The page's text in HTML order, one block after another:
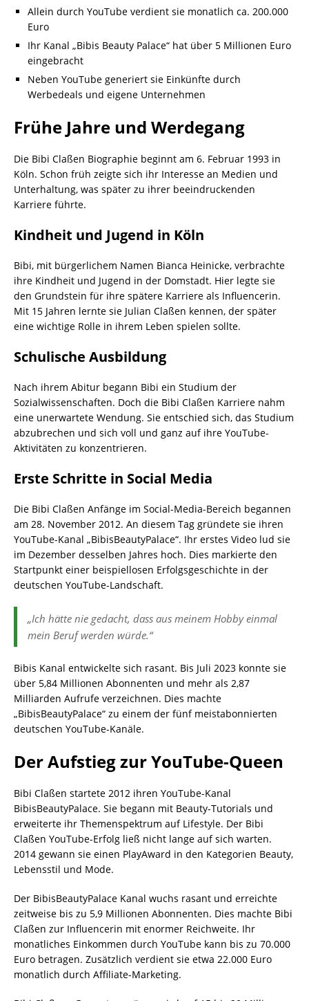
Allein durch YouTube verdient sie monatlich ca. 200.000
Euro
Ihr Kanal „Bibis Beauty Palace“ hat über 5 Millionen Euro
eingebracht
Neben YouTube generiert sie Einkünfte durch
Werbedeals und eigene Unternehmen
Frühe Jahre und Werdegang
Die Bibi Claßen Biographie beginnt am 6. Februar 1993 in
Köln. Schon früh zeigte sich ihr Interesse an Medien und
Unterhaltung, was später zu ihrer beeindruckenden
Karriere führte.
Kindheit und Jugend in Köln
Bibi, mit bürgerlichem Namen Bianca Heinicke, verbrachte
ihre Kindheit und Jugend in der Domstadt. Hier legte sie
den Grundstein für ihre spätere Karriere als Influencerin.
Mit 15 Jahren lernte sie Julian Claßen kennen, der später
eine wichtige Rolle in ihrem Leben spielen sollte.
Schulische Ausbildung
Nach ihrem Abitur begann Bibi ein Studium der
Sozialwissenschaften. Doch die Bibi Claßen Karriere nahm
eine unerwartete Wendung. Sie entschied sich, das Studium
abzubrechen und sich voll und ganz auf ihre YouTube-
Aktivitäten zu konzentrieren.
Erste Schritte in Social Media
Die Bibi Claßen Anfänge im Social-Media-Bereich begannen
am 28. November 2012. An diesem Tag gründete sie ihren
YouTube-Kanal „BibisBeautyPalace“. Ihr erstes Video lud sie
im Dezember desselben Jahres hoch. Dies markierte den
Startpunkt einer beispiellosen Erfolgsgeschichte in der
deutschen YouTube-Landschaft.
„Ich hätte nie gedacht, dass aus meinem Hobby einmal
mein Beruf werden würde.“
Bibis Kanal entwickelte sich rasant. Bis Juli 2023 konnte sie
über 5,84 Millionen Abonnenten und mehr als 2,87
Milliarden Aufrufe verzeichnen. Dies machte
„BibisBeautyPalace“ zu einem der fünf meistabonnierten
deutschen YouTube-Kanäle.
Der Aufstieg zur YouTube-Queen
Bibi Claßen startete 2012 ihren YouTube-Kanal
BibisBeautyPalace. Sie begann mit Beauty-Tutorials und
erweiterte ihr Themenspektrum auf Lifestyle. Der Bibi
Claßen YouTube-Erfolg ließ nicht lange auf sich warten.
2014 gewann sie einen PlayAward in den Kategorien Beauty,
Lebensstil und Mode.
Der BibisBeautyPalace Kanal wuchs rasant und erreichte
zeitweise bis zu 5,9 Millionen Abonnenten. Dies machte Bibi
Claßen zur Influencerin mit enormer Reichweite. Ihr
monatliches Einkommen durch YouTube kann bis zu 70.000
Euro betragen. Zusätzlich verdient sie etwa 22.000 Euro
monatlich durch Affiliate-Marketing.